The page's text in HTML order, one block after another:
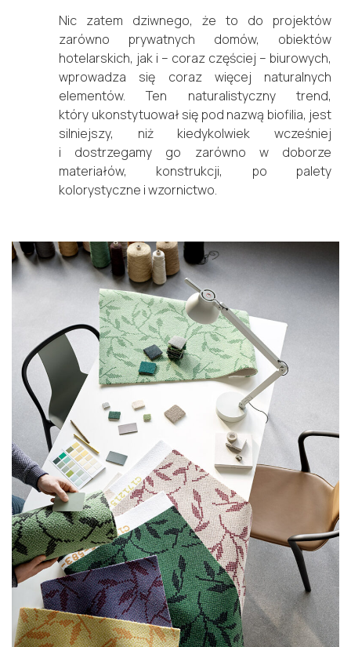
Nic zatem dziwnego, że to do projektów
zarówno prywatnych domów, obiektów
hotelarskich, jak i – coraz częściej – biurowych,
wprowadza się coraz więcej naturalnych
elementów. Ten naturalistyczny trend,
który ukonstytuował się pod nazwą biofilia, jest
silniejszy, niż kiedykolwiek wcześniej
i dostrzegamy go zarówno w doborze
materiałów, konstrukcji, po palety
kolorystyczne i wzornictwo.